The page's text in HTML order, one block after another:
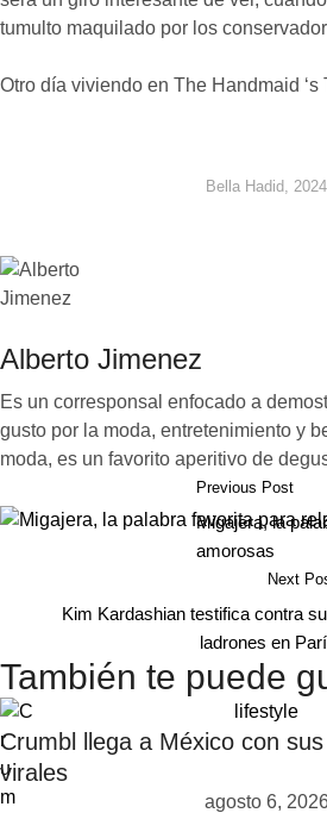
tumulto maquilado por los
Otro día viviendo en The Handmaid ‘s
Bella Hadid, 2024
Alberto Jimenez
Es un corresponsal enfocado a
gusto por la moda, entretenimiento y
moda, es un favorito aperitivo de
Previous Post
Migajera, la
amorosas
Next
Kim Kardashian testifica contra
ladrones en
También te puede
lifestyle
Crumbl llega a México con
virales
agosto 6,